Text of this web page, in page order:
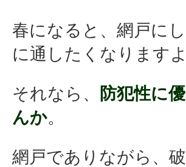
春になると、網戸に
に通したくなりますよ
それなら、
防犯性に
んか。
網戸でありながら、